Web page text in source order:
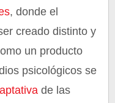
, donde el
creado distinto y
un producto
psicológicos se
de las